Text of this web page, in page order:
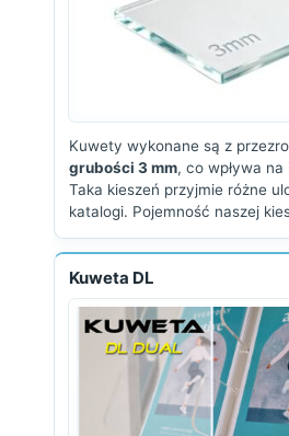
Kuwety wykonane są z
grubości 3 mm, co wpływa
Taka kieszeń przyjmie różne
katalogi. Pojemność naszej
Kuweta DL